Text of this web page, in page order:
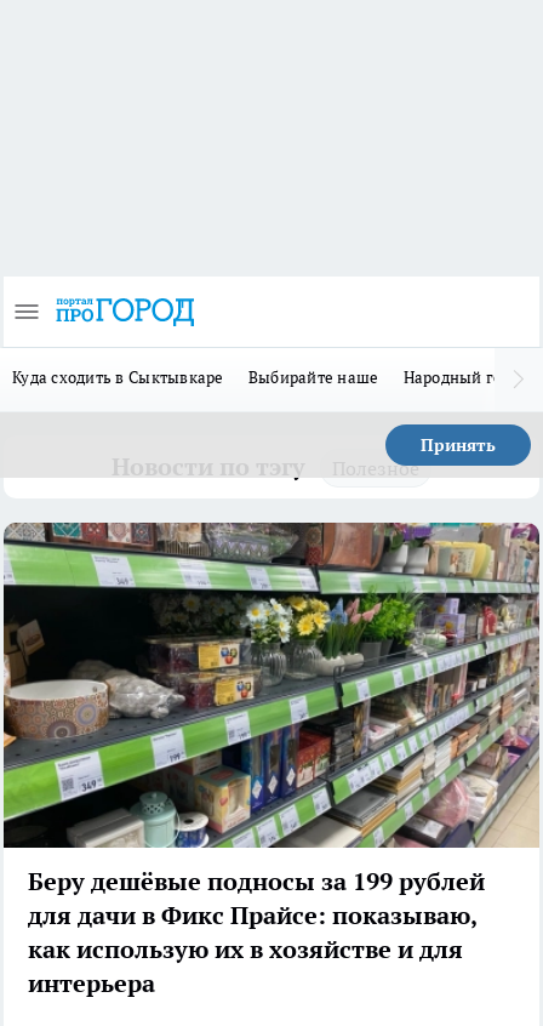
Куда сходить в Сыктывкаре Выбирайте наше Народный герой
Принять
Полезное
Беру дешёвые подносы за 199 рублей
для дачи в Фикс Прайсе: показываю,
как использую их в хозяйстве и для
интерьера